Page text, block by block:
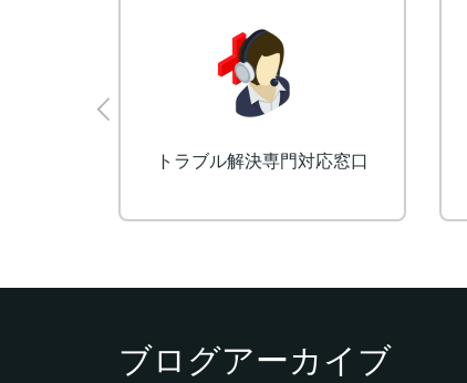
トラブル解決専門対応窓口
ブログアーカイブ